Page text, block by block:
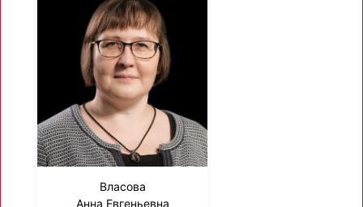
Власова
Анна Евгеньевна